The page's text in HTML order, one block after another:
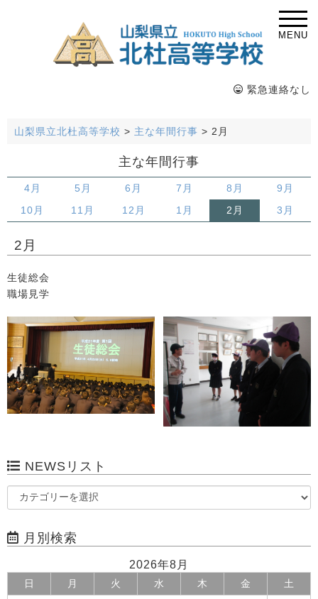
MENU
緊急連絡なし
山梨県立北杜高等学校 > 主な年間行事 > 2月
主な年間行事
4月 5月 6月 7月 8月 9月
10月 11月 12月 1月 2月 3月
2月
生徒総会
職場見学
NEWSリスト
月別検索
2026年8月
日 月 火 水 木 金 土